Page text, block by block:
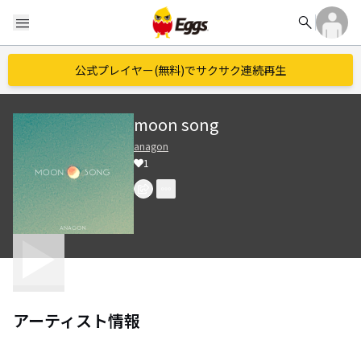
menu search
公式プレイヤー(無料)でサクサク連続再生
moon song
anagon
1
アーティスト情報